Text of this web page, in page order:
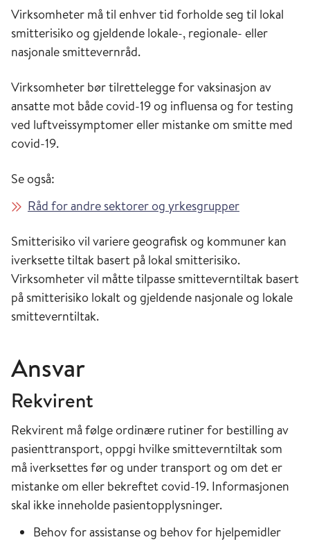
Virksomheter må til enhver tid forholde seg til lokal
smitterisiko og gjeldende lokale-, regionale- eller
nasjonale smittevernråd.
Virksomheter bør tilrettelegge for vaksinasjon av
ansatte mot både covid-19 og influensa og for testing
ved luftveissymptomer eller mistanke om smitte med
covid-19.
Se også:
Råd for andre sektorer og yrkesgrupper
Smitterisiko vil variere geografisk og kommuner kan
iverksette tiltak basert på lokal smitterisiko.
Virksomheter vil måtte tilpasse smitteverntiltak basert
på smitterisiko lokalt og gjeldende nasjonale og lokale
smitteverntiltak.
Ansvar
Rekvirent
Rekvirent må følge ordinære rutiner for bestilling av
pasienttransport, oppgi hvilke smitteverntiltak som
må iverksettes før og under transport og om det er
mistanke om eller bekreftet covid-19. Informasjonen
skal ikke inneholde pasientopplysninger.
Behov for assistanse og behov for hjelpemidler